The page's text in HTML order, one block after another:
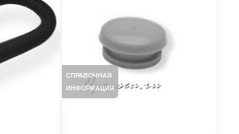
СПРАВОЧНАЯ
ИНФОРМАЦИЯ